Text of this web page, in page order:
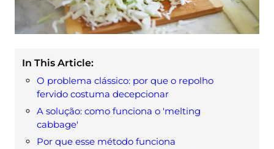
In This Article:
O problema clássico: por que o repolho
fervido costuma decepcionar
A solução: como funciona o 'melting
cabbage'
Por que esse método funciona